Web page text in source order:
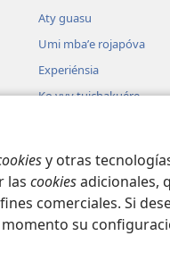
y otras
las cookiesadicionales,
comerciales. Si
su
Aty guasu
Umi mbaʼe rojapóva
Experiénsia
Ko yvy tuichakuére
OJEJERURÉVA REIPURU